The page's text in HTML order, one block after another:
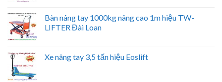
Bàn nâng tay 1000kg nâng cao 1m hiệu TW-
LIFTER Đài Loan
Xe nâng tay 3,5 tấn hiệu Eoslift